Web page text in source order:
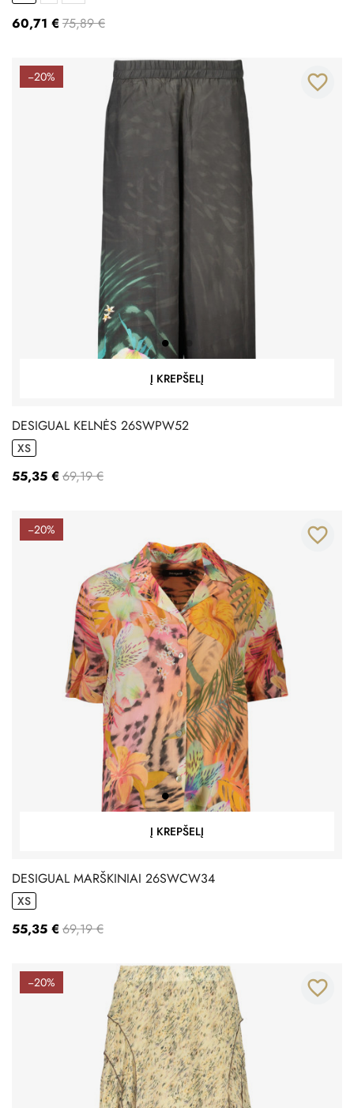
60,71 € 75,89 €
−20%
Į KREPŠELĮ
favorite_border
DESIGUAL KELNĖS 26SWPW52
XS
55,35 € 69,19 €
−20%
Į KREPŠELĮ
favorite_border
DESIGUAL MARŠKINIAI 26SWCW34
XS
55,35 € 69,19 €
−20% favorite_border